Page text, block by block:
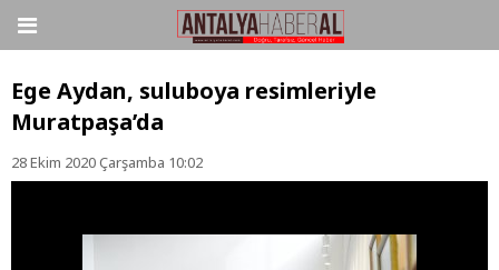
Ege Aydan, suluboya resimleriyle
Muratpaşa’da
28 Ekim 2020 Çarşamba 10:02